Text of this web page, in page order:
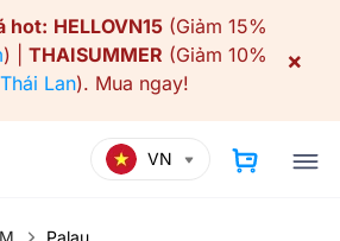
hot: HELLOVN15 (Giảm 15%
) | THAISUMMER (Giảm 10%
Lan). Mua ngay!
×
VN
Palau